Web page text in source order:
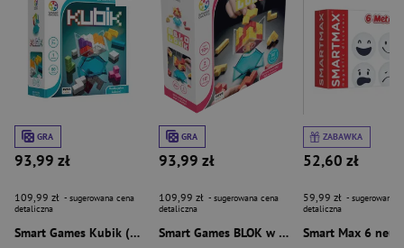
GRA
93,99 zł
109,99 zł - sugerowana cena
detaliczna
Smart Games Kubik (PL) IUVI Games
GRA
93,99 zł
109,99 zł - sugerowana cena
detaliczna
Smart Games BLOK w BLOK (PL) IUVI Games
ZABAWKA
52,60 zł
59,99 zł - sugerowana
detaliczna